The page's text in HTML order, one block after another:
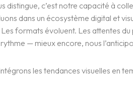
distingue, c’est notre capacité à
dans un écosystème digital et
formats évoluent. Les attentes
— mieux encore, nous
les tendances visuelles en